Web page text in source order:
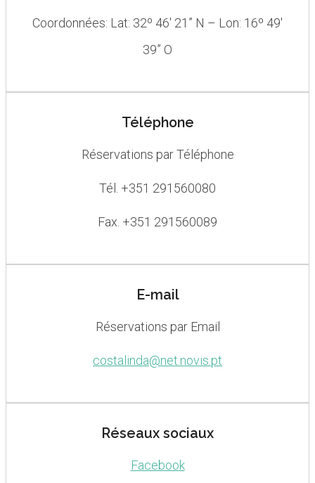
Coordonnées: Lat: 32º 46′ 21” N – Lon: 16º 49′
39” O
Téléphone
Réservations par Téléphone
Tél. +351 291560080
Fax. +351 291560089
E-mail
Réservations par Email
costalinda@net.novis.pt
Réseaux sociaux
Facebook